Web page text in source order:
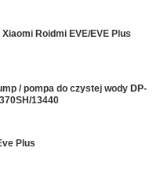
Roidmi EVE/EVE Plus
/ pompa do czystej wody DP-
13440
Plus